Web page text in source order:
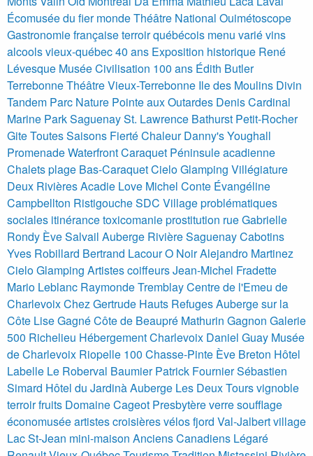
Écomusée du fier monde Théâtre National Ouimétoscope
Gastronomie française terroir québécois menu varié vins
alcools vieux-québec 40 ans Exposition historique René
Lévesque Musée Civilisation 100 ans Édith Butler
Terrebonne Théâtre Vieux-Terrebonne Ile des Moulins Divin
Tandem Parc Nature Pointe aux Outardes Denis Cardinal
Marine Park Saguenay St. Lawrence Bathurst Petit-Rocher
Gite Toutes Saisons Fierté Chaleur Danny's Youghall
Promenade WaterfrontCaraquet Péninsule acadienne
Chalets plage Bas-Caraquet Cielo Glamping Villégiature
Deux Rivières Acadie Love Michel Conte Évangéline
Campbellton RistigoucheSDC Village problématiques
sociales itinérance toxicomanie prostitution rue Gabrielle
Rondy Ève Salvail Auberge Rivière SaguenayCabotins
Yves Robillard Bertrand LacourO Noir Alejandro Martinez
Cielo Glamping Artistes coiffeurs Jean-Michel Fradette
Mario Leblanc Raymonde Tremblay Centre de l'Emeu de
Charlevoix Chez Gertrude Hauts RefugesAuberge sur la
Côte Lise GagnéCôte de Beaupré Mathurin Gagnon Galerie
500 Richelieu Hébergement Charlevoix Daniel Guay Musée
de Charlevoix Riopelle 100 Chasse-Pinte Ève Breton Hôtel
Labelle Le Roberval Baumier Patrick Fournier Sébastien
Simard Hôtel du JardinàAuberge Les Deux Toursvignoble
terroirfruits Domaine Cageot Presbytèreverresoufflage
économuséeartistescroisièresvélosfjord Val-Jalbertvillage
Lac St-Jean mini-maison Anciens Canadiens Légaré